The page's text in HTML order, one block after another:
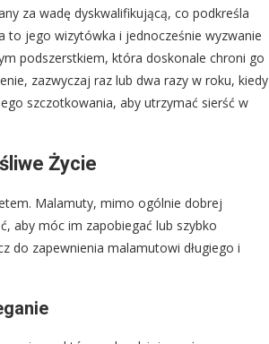
za wadę dyskwalifikującą, co podkreśla
to jego wizytówka i jednocześnie wyzwanie
podszerstkiem, która doskonale chroni go
zazwyczaj raz lub dwa razy w roku, kiedy
szczotkowania, aby utrzymać sierść w
Życie
Malamuty, mimo ogólnie dobrej
aby móc im zapobiegać lub szybko
do zapewnienia malamutowi długiego i